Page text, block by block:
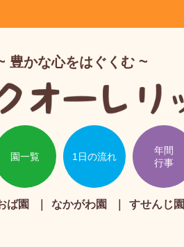
豊かな心をはぐくむ
園一覧 1日の流れ
年間
行事
ば園 なかがわ園 すせんじ園